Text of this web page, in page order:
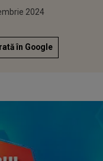
2023 2024
în Google